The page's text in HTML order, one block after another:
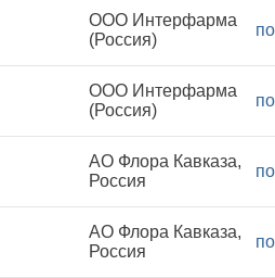
ООО Интерфарма
(Россия)
ООО Интерфарма
(Россия)
АО Флора Кавказа,
Россия
АО Флора Кавказа,
Россия